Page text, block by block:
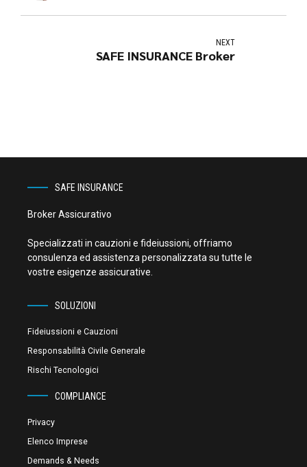
NEXT
SAFE INSURANCE Broker
SAFE INSURANCE
Broker Assicurativo
Specializzati in cauzioni e fideiussioni, offriamo
consulenza ed assistenza personalizzata su tutte le
vostre esigenze assicurative.
SOLUZIONI
Fideiussioni e Cauzioni
Responsabilità Civile Generale
Rischi Tecnologici
COMPLIANCE
Privacy
Elenco Imprese
Demands & Needs